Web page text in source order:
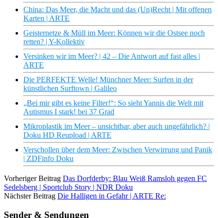
China: Das Meer, die Macht und das (Un)Recht | Mit offenen
Karten | ARTE
Geisternetze & Müll im Meer: Können wir die Ostsee noch
retten? | Y-Kollektiv
Versinken wir im Meer? | 42 – Die Antwort auf fast alles |
ARTE
Die PERFEKTE Welle! Münchner Meer: Surfen in der
künstlichen Surftown | Galileo
„Bei mir gibt es keine Filter!“: So sieht Yannis die Welt mit
Autismus I stark! bei 37 Grad
Mikroplastik im Meer – unsichtbar, aber auch ungefährlich? |
Doku HD Reupload | ARTE
Verschollen über dem Meer: Zwischen Verwirrung und Panik
| ZDFinfo Doku
Vorheriger Beitrag Das Dorfderby: Blau Weiß Ramsloh gegen FC
Sedelsberg | Sportclub Story | NDR Doku
Nächster Beitrag Die Halligen in Gefahr | ARTE Re:
Sender & Sendungen